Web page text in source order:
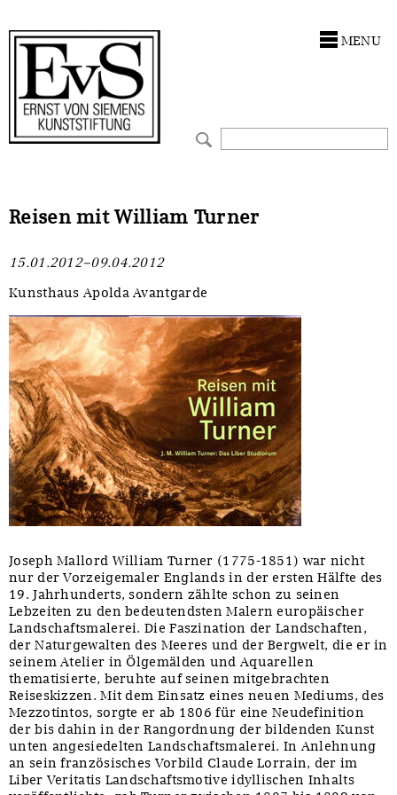
MENU
Reisen mit William Turner
15.01.2012–09.04.2012
Kunsthaus Apolda Avantgarde
Joseph Mallord William Turner (1775-1851) war nicht
nur der Vorzeigemaler Englands in der ersten Hälfte des
19. Jahrhunderts, sondern zählte schon zu seinen
Lebzeiten zu den bedeutendsten Malern europäischer
Landschaftsmalerei. Die Faszination der Landschaften,
der Naturgewalten des Meeres und der Bergwelt, die er in
seinem Atelier in Ölgemälden und Aquarellen
thematisierte, beruhte auf seinen mitgebrachten
Reiseskizzen. Mit dem Einsatz eines neuen Mediums, des
Mezzotintos, sorgte er ab 1806 für eine Neudefinition
der bis dahin in der Rangordnung der bildenden Kunst
unten angesiedelten Landschaftsmalerei. In Anlehnung
an sein französisches Vorbild Claude Lorrain, der im
Liber Veritatis Landschaftsmotive idyllischen Inhalts
Förderphilosophie
Gremien
Stellenangebote
Ankauf
Restaurierungen
UKRAINE-Förderlinie
Zwischenfinanzierung